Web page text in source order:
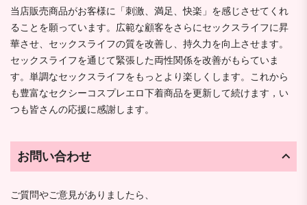
当店販売商品がお客様に「刺激、満足、快楽」を感じさせてくれ
ることを願っています。広範な顧客をさらにセックスライフに昇
華させ、セックスライフの質を改善し、持久力を向上させます。
セックスライフを通じて緊張した両性関係を改善がもらていま
す。単調なセックスライフをもっとより楽しくします。これから
も豊富なセクシーコスプレエロ下着商品を更新して続けます，い
つも皆さんの応援に感謝します。
お問い合わせ
ご質問やご意見がありましたら、